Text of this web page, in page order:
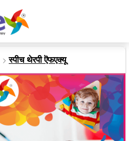
स्पीच थेरपी ऎफएक्यू